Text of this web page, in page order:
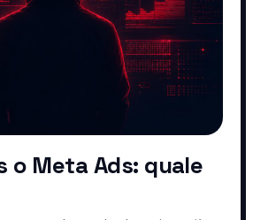
o Meta Ads: quale